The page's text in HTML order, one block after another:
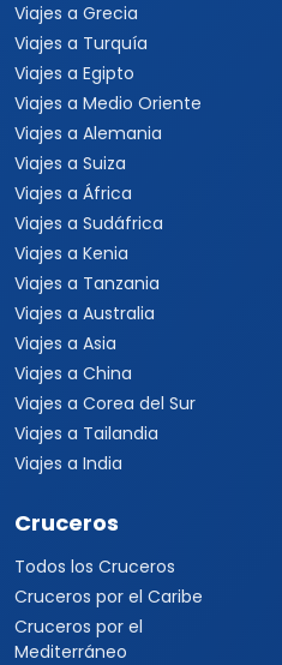
Viajes a Grecia
Viajes a Turquía
Viajes a Egipto
Viajes a Medio Oriente
Viajes a Alemania
Viajes a Suiza
Viajes a África
Viajes a Sudáfrica
Viajes a Kenia
Viajes a Tanzania
Viajes a Australia
Viajes a Asia
Viajes a China
Viajes a Corea del Sur
Viajes a Tailandia
Viajes a India
Cruceros
Todos los Cruceros
Cruceros por el Caribe
Cruceros por el
Mediterráneo